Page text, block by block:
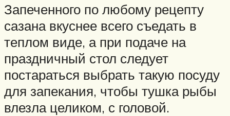
Запеченного по любому рецепту
сазана вкуснее всего съедать в
теплом виде, а при подаче на
праздничный стол следует
постараться выбрать такую посуду
для запекания, чтобы тушка рыбы
влезла целиком, с головой.